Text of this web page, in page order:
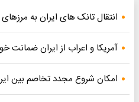
انتقال تانک های ایران به
آمریکا و اعراب از ایران ضمانت
امکان شروع مجدد تخاصم‌ بین